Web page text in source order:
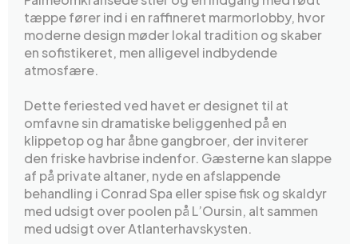
tæppe fører ind i en raffineret marmorlobby, hvor
moderne design møder lokal tradition og skaber
en sofistikeret, men alligevel indbydende
atmosfære.
Dette feriested ved havet er designet til at
omfavne sin dramatiske beliggenhed på en
klippetop og har åbne gangbroer, der inviterer
den friske havbrise indenfor. Gæsterne kan slappe
af på private altaner, nyde en afslappende
behandling i Conrad Spa eller spise fisk og skaldyr
med udsigt over poolen på L’Oursin, alt sammen
med udsigt over Atlanterhavskysten.